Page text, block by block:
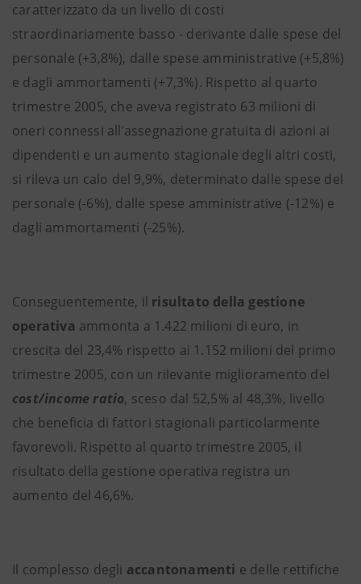
caratterizzato da un livello di costi
straordinariamente basso - derivante dalle spese del
personale (+3,8%), dalle spese amministrative (+5,8%)
e dagli ammortamenti (+7,3%). Rispetto al quarto
trimestre 2005, che aveva registrato 63 milioni di
oneri connessi all’assegnazione gratuita di azioni ai
dipendenti e un aumento stagionale degli altri costi,
si rileva un calo del 9,9%, determinato dalle spese del
personale (-6%), dalle spese amministrative (-12%) e
dagli ammortamenti (-25%).
Conseguentemente, il risultato della gestione
operativa ammonta a 1.422 milioni di euro, in
crescita del 23,4% rispetto ai 1.152 milioni del primo
trimestre 2005, con un rilevante miglioramento del
cost/income ratio, sceso dal 52,5% al 48,3%, livello
che beneficia di fattori stagionali particolarmente
favorevoli. Rispetto al quarto trimestre 2005, il
risultato della gestione operativa registra un
aumento del 46,6%.
Il complesso degli accantonamenti e delle rettifiche